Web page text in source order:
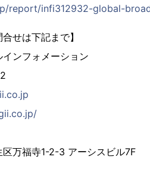
report/infi312932-global-
せは下記まで】
ンフォメーション
万福寺1-2-3 アーシスビル7F